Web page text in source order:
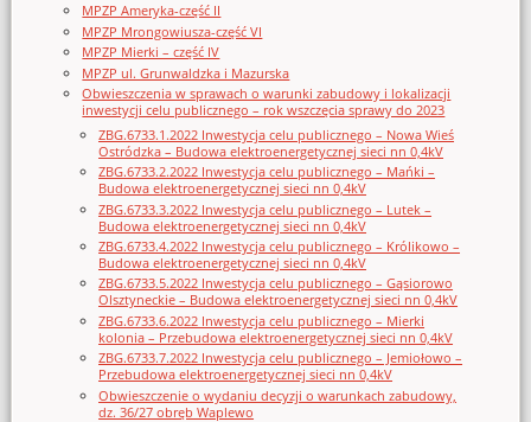
MPZP Ameryka-część II
MPZP Mrongowiusza-część VI
MPZP Mierki – część IV
MPZP ul. Grunwaldzka i Mazurska
Obwieszczenia w sprawach o warunki zabudowy i lokalizacji
inwestycji celu publicznego – rok wszczęcia sprawy do 2023
ZBG.6733.1.2022 Inwestycja celu publicznego – Nowa Wieś
Ostródzka – Budowa elektroenergetycznej sieci nn 0,4kV
ZBG.6733.2.2022 Inwestycja celu publicznego – Mańki –
Budowa elektroenergetycznej sieci nn 0,4kV
ZBG.6733.3.2022 Inwestycja celu publicznego – Lutek –
Budowa elektroenergetycznej sieci nn 0,4kV
ZBG.6733.4.2022 Inwestycja celu publicznego – Królikowo –
Budowa elektroenergetycznej sieci nn 0,4kV
ZBG.6733.5.2022 Inwestycja celu publicznego – Gąsiorowo
Olsztyneckie – Budowa elektroenergetycznej sieci nn 0,4kV
ZBG.6733.6.2022 Inwestycja celu publicznego – Mierki
kolonia – Przebudowa elektroenergetycznej sieci nn 0,4kV
ZBG.6733.7.2022 Inwestycja celu publicznego – Jemiołowo –
Przebudowa elektroenergetycznej sieci nn 0,4kV
Obwieszczenie o wydaniu decyzji o warunkach zabudowy,
dz. 36/27 obręb Waplewo